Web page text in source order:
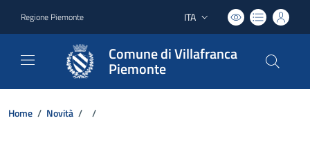
Regione Piemonte Lingua attiva:
ITA
Comune di Villafranca
Piemonte
Home / Novità / /